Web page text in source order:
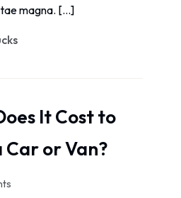
magna. […]
It Cost to
or Van?